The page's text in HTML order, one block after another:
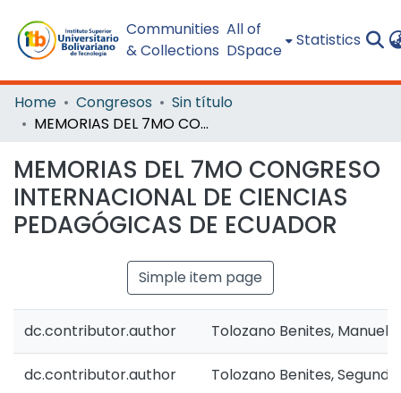
Communities
& Collections
All of
DSpace
Statistics
Home Congresos
Sin título
MEMORIAS DEL 7MO CONGRESO INTERNACIONAL DE CIENCIAS PEDAGÓGICAS DE ECUADOR
MEMORIAS DEL 7MO CONGRESO
INTERNACIONAL DE CIENCIAS
PEDAGÓGICAS DE ECUADOR
Simple item page
dc.contributor.author Tolozano Benites, Manuel
dc.contributor.author Tolozano Benites,